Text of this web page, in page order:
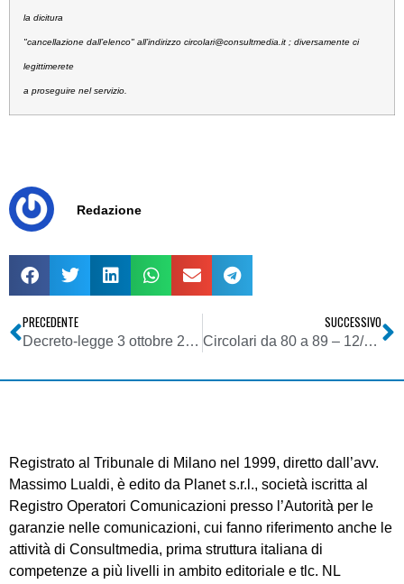
la dicitura
"cancellazione dall’elenco" all’indirizzo circolari@consultmedia.it ; diversamente ci
legittimerete
a proseguire nel servizio.
Redazione
PRECEDENTE
Decreto-legge 3 ottobre 2006, n. 262, convertito nella legge 24 novembre 2006, n. 286, recante: “Disposizioni urgenti in materia tributaria e finanziaria.” – Modificazioni alle norme sui contributi ed alle provvidenze all’editoria
SUCCESSIVO
Circolari da 80 a 89 – 12/10/2006 – 12/12/2006
Registrato al Tribunale di Milano nel 1999, diretto dall’avv.
Massimo Lualdi, è edito da Planet s.r.l., società iscritta al
Registro Operatori Comunicazioni presso l’Autorità per le
garanzie nelle comunicazioni, cui fanno riferimento anche le
attività di Consultmedia, prima struttura italiana di
competenze a più livelli in ambito editoriale e tlc. NL